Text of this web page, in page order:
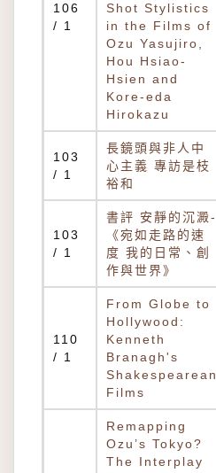
106
/ 1
Shot Stylistics
in the Films of
Ozu Yasujiro,
Hou Hsiao-
Hsien and
Kore-eda
Hirokazu
103
/ 1
長鏡頭與非人中
心主義 專訪是枝
裕和
103
/ 1
書評 安靜的沉澱-
《宛如走路的速
度 我的日常、創
作與世界》
110
/ 1
From Globe to
Hollywood:
Kenneth
Branagh's
Shakespearean
Films
Remapping
Ozu’s Tokyo?
The Interplay